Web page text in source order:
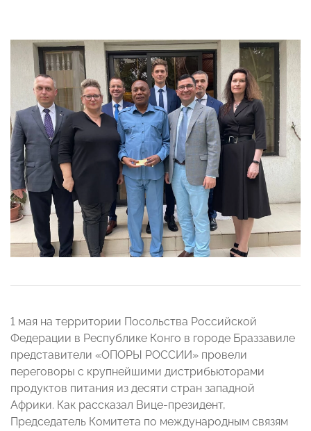
1 мая на территории Посольства Российской
Федерации в Республике Конго в городе Браззавиле
представители «ОПОРЫ РОССИИ» провели
переговоры с крупнейшими дистрибьюторами
продуктов питания из десяти стран западной
Африки. Как рассказал Вице-президент,
Председатель Комитета по международным связям